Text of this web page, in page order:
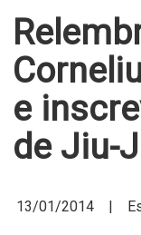
e
de Jiu-
13/01/2014 |